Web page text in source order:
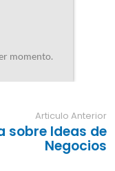
Articulo Anterior
sobre Ideas de
Negocios